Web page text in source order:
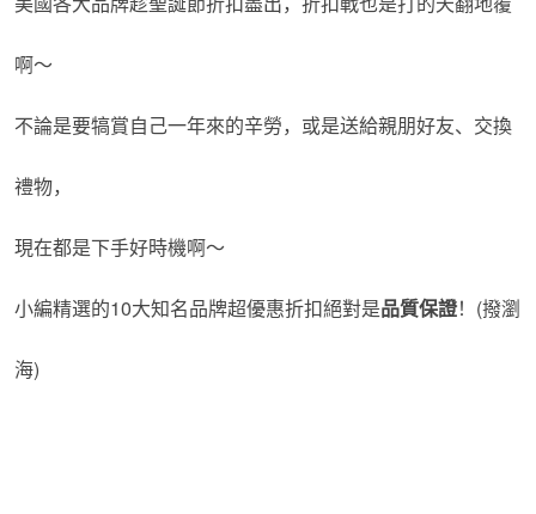
啊～
不論是要犒賞自己一年來的辛勞，或是送給親朋好友、交換
禮物，
現在都是下手好時機啊～
小編精選的10大知名品牌超優惠折扣絕對是品質保證！(撥瀏
海)